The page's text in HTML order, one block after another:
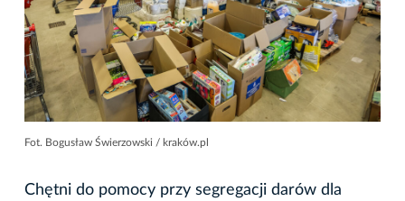
Fot. Bogusław Świerzowski / kraków.pl
Chętni do pomocy przy segregacji darów dla